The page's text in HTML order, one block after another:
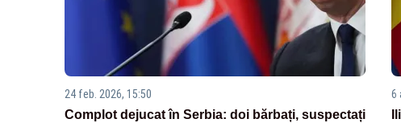
24 feb. 2026, 15:50
Complot dejucat în Serbia: doi bărbați, suspectați
6